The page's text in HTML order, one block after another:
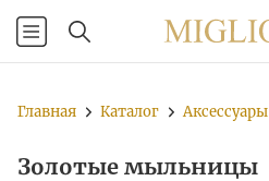
Главная Каталог Аксессуары
Золотые мыльницы